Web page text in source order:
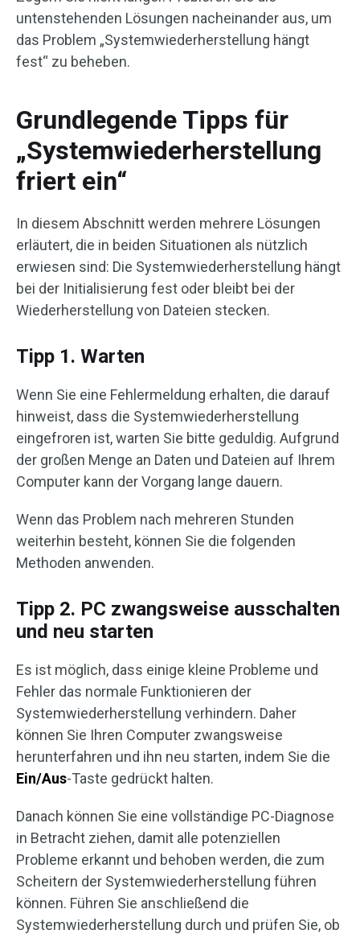
untenstehenden Lösungen nacheinander aus, um
das Problem „Systemwiederherstellung hängt
fest“ zu beheben.
Grundlegende Tipps für
„Systemwiederherstellung
friert ein“
In diesem Abschnitt werden mehrere Lösungen
erläutert, die in beiden Situationen als nützlich
erwiesen sind: Die Systemwiederherstellung hängt
bei der Initialisierung fest oder bleibt bei der
Wiederherstellung von Dateien stecken.
Tipp 1. Warten
Wenn Sie eine Fehlermeldung erhalten, die darauf
hinweist, dass die Systemwiederherstellung
eingefroren ist, warten Sie bitte geduldig. Aufgrund
der großen Menge an Daten und Dateien auf Ihrem
Computer kann der Vorgang lange dauern.
Wenn das Problem nach mehreren Stunden
weiterhin besteht, können Sie die folgenden
Methoden anwenden.
Tipp 2. PC zwangsweise ausschalten
und neu starten
Es ist möglich, dass einige kleine Probleme und
Fehler das normale Funktionieren der
Systemwiederherstellung verhindern. Daher
können Sie Ihren Computer zwangsweise
herunterfahren und ihn neu starten, indem Sie die
Ein/Aus-Taste gedrückt halten.
Danach können Sie eine vollständige PC-Diagnose
in Betracht ziehen, damit alle potenziellen
Probleme erkannt und behoben werden, die zum
Scheitern der Systemwiederherstellung führen
können. Führen Sie anschließend die
Systemwiederherstellung durch und prüfen Sie, ob